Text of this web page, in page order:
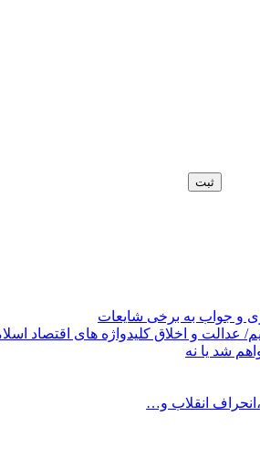
و جواب به برخی شایعات
عدالت و اخلاق کلیدواژه های اقتصاد
شد یا نه
انقلاب و…